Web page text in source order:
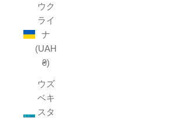
ウク
ライ
ナ
(UAH
₴)
ウズ
ベキ
スタ